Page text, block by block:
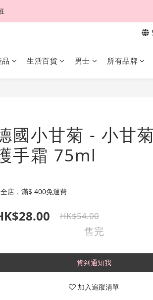
生活百貨 男士 所有品牌
國小甘菊 - 小甘
手霜 75ml
全店，滿$ 400免運費
HK$54.00
售完
貨到通知我
加入追蹤清單